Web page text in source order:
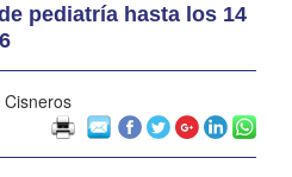
pediatría hasta los 14
Cisneros